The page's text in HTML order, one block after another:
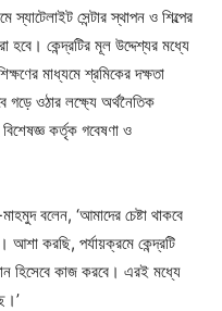
স্যাটেলাইট সেন্টার স্থাপন ও শিল্পের
হবে। কেন্দ্রটির মূল উদ্দেশ্যর মধ্যে
মাধ্যমে শ্রমিকের দক্ষতা
গড়ে ওঠার লক্ষ্যে অর্থনৈতিক
কর্তৃক গবেষণা ও
বলেন, ‘আমাদের চেষ্টা থাকবে
আশা করছি, পর্যায়ক্রমে কেন্দ্রটি
হিসেবে কাজ করবে। এরই মধ্যে